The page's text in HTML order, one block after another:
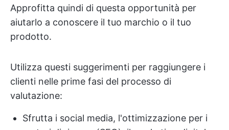
Approfitta quindi di questa opportunità per
aiutarlo a conoscere il tuo marchio o il tuo
prodotto.
Utilizza questi suggerimenti per raggiungere i
clienti nelle prime fasi del processo di
valutazione:
Sfrutta i social media, l'ottimizzazione per i